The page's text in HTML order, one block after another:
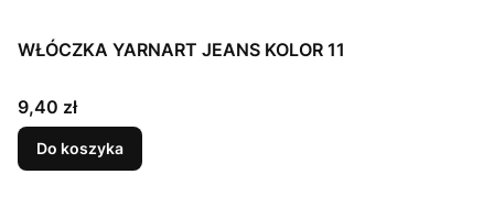
WŁÓCZKA YARNART JEANS KOLOR 11
Cena
9,40 zł
Do koszyka